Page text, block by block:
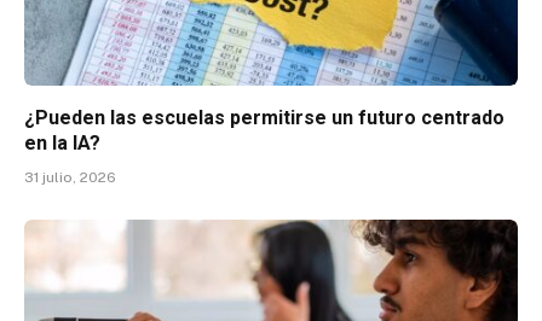
¿Pueden las escuelas permitirse un futuro centrado
en la IA?
31 julio, 2026